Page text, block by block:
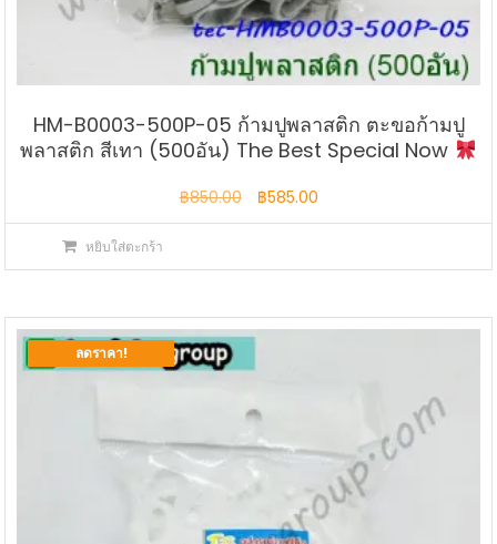
HM-B0003-500P-05 ก้ามปูพลาสติก ตะขอก้ามปู
พลาสติก สีเทา (500อัน) The Best Special Now
฿850.00
Original
price
฿585.00Current
price
หยิบใส่ตะกร้า
ลดราคา!